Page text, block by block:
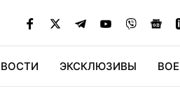
ЭКСКЛЮЗИВЫ